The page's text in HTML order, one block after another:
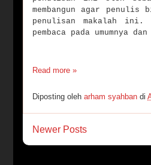
membangun agar penulis
penulisan makalah ini.
pembaca pada umumnya
Read more »
Diposting oleh arham syahban di
Newer Posts